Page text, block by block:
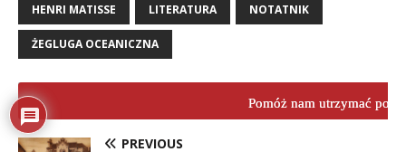
HENRI MATISSE LITERATURA NOTATNIK
ŻEGLUGA OCEANICZNA
Pomóż nam utrzymać
PREVIOUS